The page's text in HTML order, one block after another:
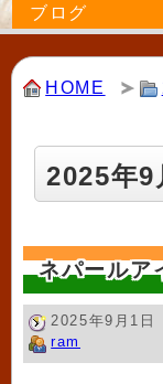
ブログ
HOME
2025年9
ネパールア
2025年9月1日
ram